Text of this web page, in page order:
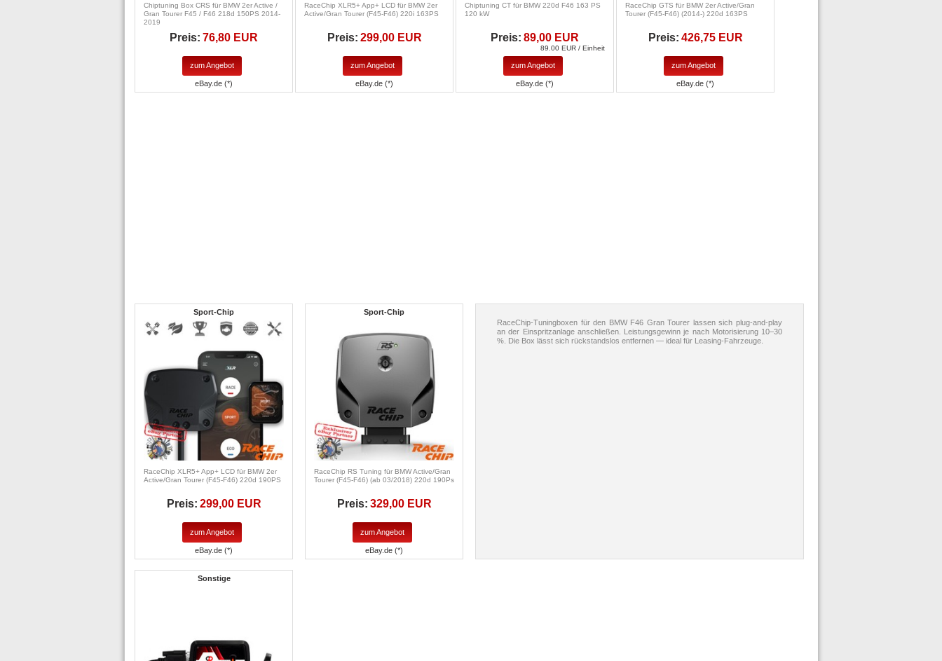
Chiptuning Box CRS für BMW 2er Active /
Gran Tourer F45 / F46 218d 150PS 2014-
2019
Preis: 76,80 EUR
zum Angebot
eBay.de (*)
RaceChip XLR5+ App+ LCD für BMW 2er
Active/Gran Tourer (F45-F46) 220i 163PS
Preis: 299,00 EUR
zum Angebot
eBay.de (*)
Chiptuning CT für BMW 220d F46 163 PS
120 kW
Preis: 89,00 EUR
89.00 EUR / Einheit
zum Angebot
eBay.de (*)
RaceChip GTS für BMW 2er Active/Gran
Tourer (F45-F46) (2014-) 220d 163PS
Preis: 426,75 EUR
zum Angebot
eBay.de (*)
Sport-Chip
RaceChip XLR5+ App+ LCD für BMW 2er
Active/Gran Tourer (F45-F46) 220d 190PS
Preis: 299,00 EUR
zum Angebot
eBay.de (*)
Sport-Chip
RaceChip RS Tuning für BMW Active/Gran
Tourer (F45-F46) (ab 03/2018) 220d 190Ps
Preis: 329,00 EUR
zum Angebot
eBay.de (*)
RaceChip-Tuningboxen für den BMW F46 Gran Tourer lassen sich plug-and-play
an der Einspritzanlage anschließen. Leistungsgewinn je nach Motorisierung 10–30
%. Die Box lässt sich rückstandslos entfernen — ideal für Leasing-Fahrzeuge.
Sonstige